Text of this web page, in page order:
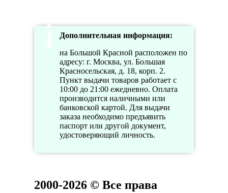
Дополнительная информация:
на Большой Красной расположен по
адресу: г. Москва, ул. Большая
Красносельская, д. 18, корп. 2.
Пункт выдачи товаров работает с
10:00 до 21:00 ежедневно. Оплата
производится наличными или
банковской картой. Для выдачи
заказа необходимо предъявить
паспорт или другой документ,
удостоверяющий личность.
2000-2026 © Все права